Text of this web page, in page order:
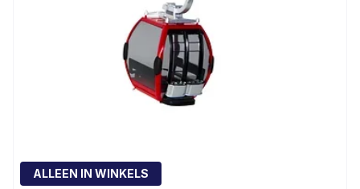
ALLEEN IN WINKELS